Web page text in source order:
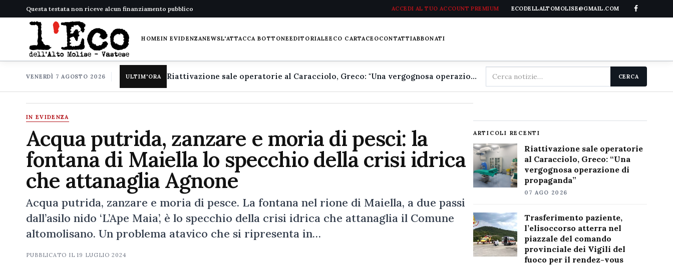
Questa testata non riceve alcun finanziamento pubblico ACCEDI AL TUO ACCOUNT PREMIUM ECODELLALTOMOLISE@GMAIL.COM
HOMEIN EVIDENZANEWSL'ATTACCA BOTTONEEDITORIALEECO CARTACEOCONTATTIABBONATI
VENERDÌ 7 AGOSTO 2026 ULTIM'ORA Riattivazione sale operatorie al Caracciolo, Greco: "Una vergognosa operazione di propaganda"
Cerca
nel
CERCA
IN EVIDENZA
Acqua putrida, zanzare e moria di pesci: la
fontana di Maiella lo specchio della crisi idrica
che attanaglia Agnone
Acqua putrida, zanzare e moria di pesce. La fontana nel rione di Maiella, a due passi
dall’asilo nido ‘L’Ape Maia’, è lo specchio della crisi idrica che attanaglia il Comune
altomolisano. Un problema atavico che si ripresenta in…
PUBBLICATO IL19 LUGLIO 2024
ARTICOLI RECENTI
Riattivazione sale operatorie
al Caracciolo, Greco: “Una
vergognosa operazione di
propaganda”
07 AGO 2026
Trasferimento paziente,
l’elisoccorso atterra nel
piazzale del comando
provinciale dei Vigili del
fuoco per il rendez-vous